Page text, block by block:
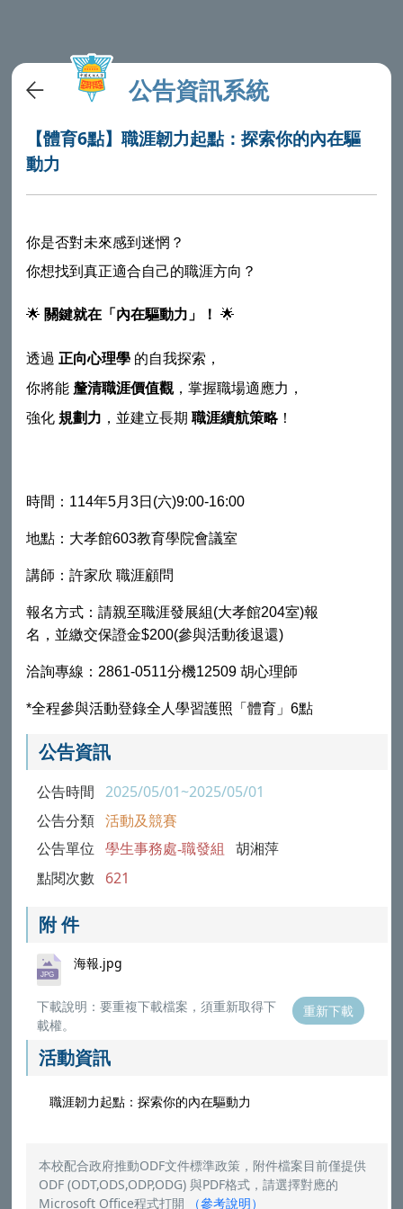
公告資訊系統
【體育6點】職涯韌力起點：探索你的內在驅
動力
你是否對未來感到迷惘？
你想找到真正適合自己的職涯方向？
🌟 關鍵就在「內在驅動力」！ 🌟
透過正向心理學 的自我探索，
你將能 釐清職涯價值觀，掌握職場適應力，
強化規劃力 ，並建立長期職涯續航策略！
時間： 114年5月3日 (六)9:00-16:00
地點：大孝館603教育學院會議室
講師：許家欣 職涯顧問
報名方式：請親至職涯發展組(大孝館204室)報
名，並繳交保證金$200(參與活動後退還)
洽詢專線： 2861-0511分機12509胡心理師
*全程參與活動登錄全人學習護照「體育」6點
公告資訊
公告時間 2025/05/01~2025/05/01
公告分類 活動及競賽
公告單位 學生事務處-職發組 胡湘萍
點閱次數 621
附 件
海報.jpg
下載說明：要重複下載檔案，須重新取得下
載權。
重新下載
活動資訊
職涯韌力起點：探索你的內在驅動力
本校配合政府推動ODF文件標準政策，附件檔案目前僅提供
ODF (ODT,ODS,ODP,ODG) 與PDF格式，請選擇對應的
Microsoft Office程式打開
（參考說明）